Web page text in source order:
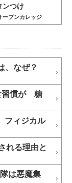
ンつけ
ープンカレッジ
、なぜ？
習慣が 糖
フィジカル
れる理由と
は悪魔集